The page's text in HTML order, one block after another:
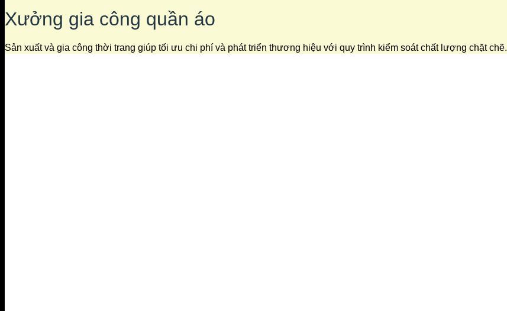
Xưởng gia công quần áo
Sản xuất và gia công thời trang giúp tối ưu chi phí và phát triển thương hiệu với quy trình kiểm soát chất lượng chặt chẽ.